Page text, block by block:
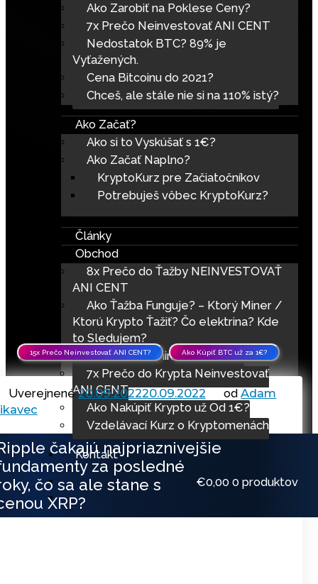
Ako Zarobiť na Poklese Ceny?
7x Prečo Neinvestovať ANI CENT
Nedostatok BTC? 89% je
Vyťažených.
Cena Bitcoinu do 2021?
Chceš, ale stále nie si na 110% istý?
Ako Začať?
Ako si to Vyskúšať s 1€?
Ako Začať Naplno?
KryptoKurz pre Začiatočníkov
Potrebuješ vôbec KryptoKurz?
Články
Obchod
8x Prečo do Ťažby NEINVESTOVAŤ
ANI CENT
Ako Ťažba Funguje? – Ktorý Miner /
Ktorú Krypto Ťažiť? Čo elektrina? Kde
to Sledujem?
ASIC / GPU minere na Ťažbu
7x Prečo do Krypta Neinvestovať
ANI CENT
Ako Nakúpiť Krypto už Od 1€?
Vzdelávací Kurz o Kryptomenách
Kontakt
€0,00 0 produktov
15x Prečo Neinvestovať ANI CENT? Ako Kúpiť BTC už za 1€?
Uverejnené20.09.202220.09.2022 odAdam
čakajú najpriaznivejšie
za posledné
čo sa ale stane s
XRP?